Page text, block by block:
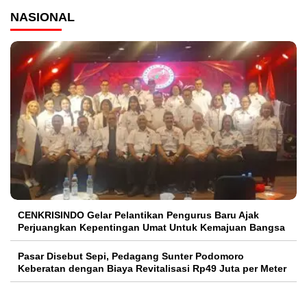
NASIONAL
CENKRISINDO Gelar Pelantikan Pengurus Baru Ajak
Perjuangkan Kepentingan Umat Untuk Kemajuan Bangsa
Pasar Disebut Sepi, Pedagang Sunter Podomoro
Keberatan dengan Biaya Revitalisasi Rp49 Juta per Meter